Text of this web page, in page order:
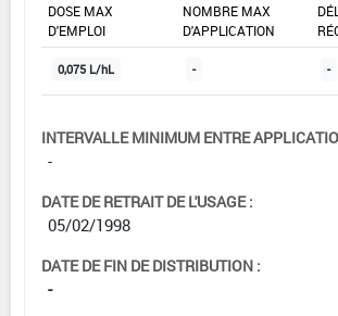
DOSE MAX
D'EMPLOI
NOMBRE MAX
D'APPLICATION
0,075 L/hL - -
INTERVALLE MINIMUM ENTRE
-
DATE DE RETRAIT DE L'USAGE :
05/02/1998
DATE DE FIN DE DISTRIBUTION :
-